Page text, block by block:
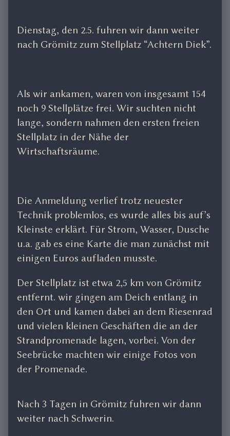
Dienstag, den 2.5. fuhren wir dann weiter
nach Grömitz zum Stellplatz “Achtern Diek”.
Als wir ankamen, waren von insgesamt 154
noch 9 Stellplätze frei. Wir suchten nicht
lange, sondern nahmen den ersten freien
Stellplatz in der Nähe der
Wirtschaftsräume.
Die Anmeldung verlief trotz neuester
Technik problemlos, es wurde alles bis auf’s
Kleinste erklärt. Für Strom, Wasser, Dusche
u.a. gab es eine Karte die man zunächst mit
einigen Euros aufladen musste.
Der Stellplatz ist etwa 2,5 km von Grömitz
entfernt. wir gingen am Deich entlang in
den Ort und kamen dabei an dem Riesenrad
und vielen kleinen Geschäften die an der
Strandpromenade lagen, vorbei. Von der
Seebrücke machten wir einige Fotos von
der Promenade.
Nach 3 Tagen in Grömitz fuhren wir dann
weiter nach Schwerin.